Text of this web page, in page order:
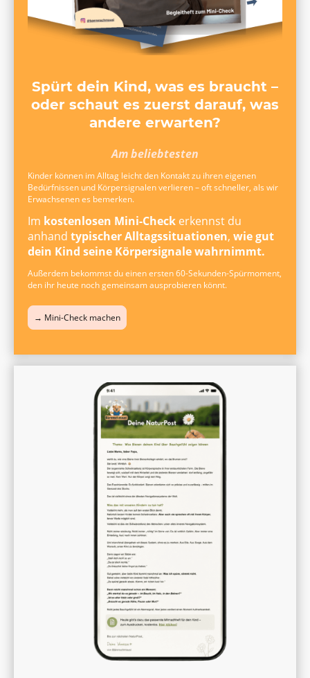
Spürt dein Kind, was es braucht –
oder schaut es zuerst darauf, was
andere erwarten?
Am beliebtesten
Kinder können im Alltag leicht den Kontakt zu ihren eigenen
Bedürfnissen und Körpersignalen verlieren – oft schneller, als wir
Erwachsenen es bemerken.
Im kostenlosen Mini-Check erkennst du
anhand typischer Alltagssituationen, wie gut
dein Kind seine Körpersignale wahrnimmt.
Außerdem bekommst du einen ersten 60-Sekunden-Spürmoment,
den ihr heute noch gemeinsam ausprobieren könnt.
→ Mini-Check machen